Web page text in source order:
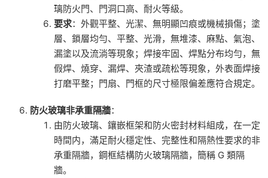
璃防火門、門洞口高、耐火等級。
要求：外觀平整、光潔、無明顯凹痕或機械損傷；塗
層、鎖層均勻、平整、光滑，無堆漆、麻點、氣泡、
漏塗以及流淌等現象；焊接牢固、焊點分布均勻，無
假焊、燒穿、漏焊、夾渣或疏松等現象，外表面焊接
打磨平整；門扇、門框的尺寸極限偏差應符合規定。
防火玻璃非承重隔牆：
由防火玻璃、鑲嵌框架和防火密封材料組成，在一定
時間内，滿足耐火穩定性、完整性和隔熱性要求的非
承重隔牆，鋼框結構防火玻璃隔牆，簡稱 G 類隔
牆。